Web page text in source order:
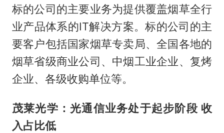
标的公司的主要业务为提供覆盖烟草全行
业产品体系的IT解决方案。标的公司的主
要客户包括国家烟草专卖局、全国各地的
烟草省级商业公司、中烟工业企业、复烤
企业、各级收购单位等。
茂莱光学：光通信业务处于起步阶段 收
入占比低